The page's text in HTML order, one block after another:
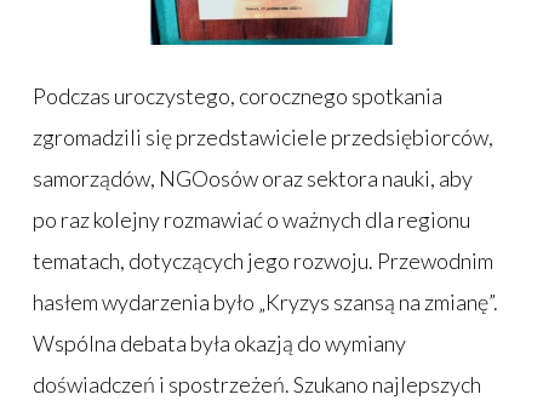
Podczas uroczystego, corocznego spotkania
zgromadzili się przedstawiciele przedsiębiorców,
samorządów, NGOosów oraz sektora nauki, aby
po raz kolejny rozmawiać o ważnych dla regionu
tematach, dotyczących jego rozwoju. Przewodnim
hasłem wydarzenia było „Kryzys szansą na zmianę”.
Wspólna debata była okazją do wymiany
doświadczeń i spostrzeżeń. Szukano najlepszych